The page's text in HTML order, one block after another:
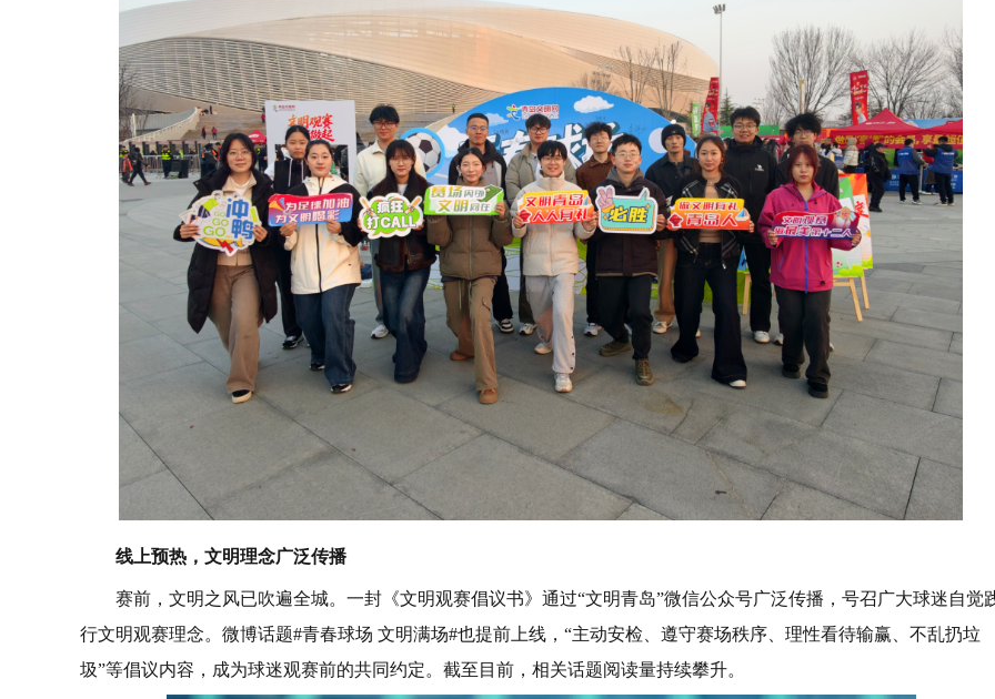
线上预热，文明理念广泛传播
赛前，文明之风已吹遍全城。一封《文明观赛倡议书》通过“文明青岛”微信公众号广泛传播，号召广大球迷自觉
行文明观赛理念。微博话题#青春球场 文明满场#也提前上线，“主动安检、遵守赛场秩序、理性看待输赢、不乱扔垃
圾”等倡议内容，成为球迷观赛前的共同约定。截至目前，相关话题阅读量持续攀升。